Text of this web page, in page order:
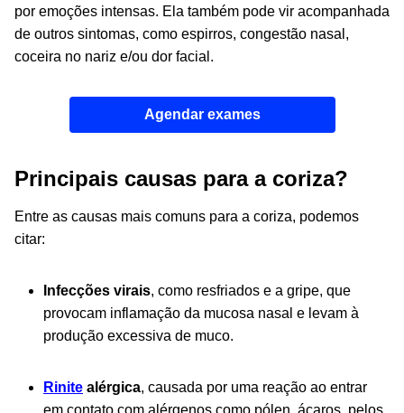
por emoções intensas. Ela também pode vir acompanhada
de outros sintomas, como espirros, congestão nasal,
coceira no nariz e/ou dor facial.
Agendar exames
Principais causas para a coriza?
Entre as causas mais comuns para a coriza, podemos
citar:
Infecções virais, como resfriados e a gripe, que
provocam inflamação da mucosa nasal e levam à
produção excessiva de muco.
Rinite alérgica, causada por uma reação ao entrar
em contato com alérgenos como pólen, ácaros, pelos